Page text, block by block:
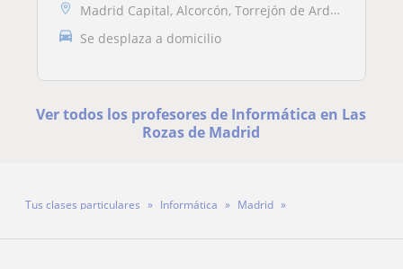
Madrid Capital, Alcorcón, Torrejón de Ardoz, Getafe, Alcobendas, Las R...
Se desplaza a domicilio
Ver todos los profesores de Informática en Las
Rozas de Madrid
Tus clases particulares Informática
Madrid